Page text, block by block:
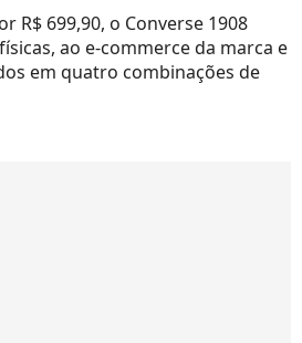
R$ 699,90, o Converse 1908
ao e-commerce da marca e
em quatro combinações de